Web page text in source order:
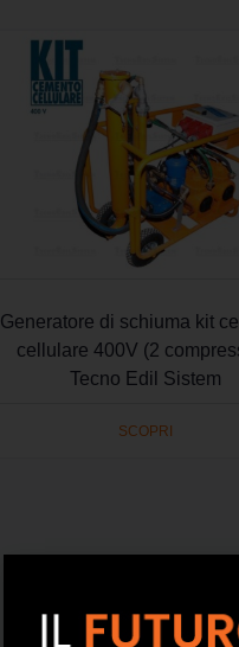
Generatore di schiuma kit
cellulare 400V (2
Tecno Edil Sistem
SCOPRI